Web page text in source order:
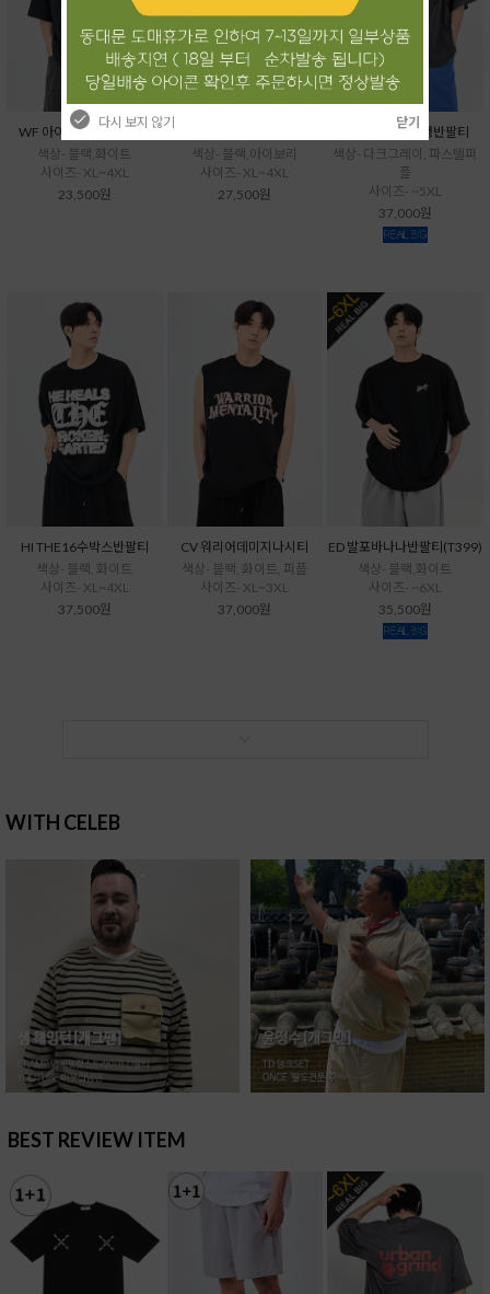
WF 아이스소로나반팔티
색상- 블랙,화이트
사이즈- XL~4XL
23,500원
색상- 블랙,아이보리
사이즈- XL~4XL
27,500원
VU 곰세마리급행반팔티
색상- 다크그레이, 파스텔퍼
플
사이즈- ~5XL
37,000원
HI THE16수박스반팔티
색상- 블랙, 화이트
사이즈- XL~4XL
37,500원
CV 워리어데미지나시티
색상- 블랙, 화이트, 퍼플
사이즈- XL~3XL
37,000원
ED 발포바나나반팔티(T399)
색상- 블랙,화이트
사이즈- ~6XL
35,500원
WITH CELEB
BEST REVIEW ITEM
다시 보지 않기 닫기